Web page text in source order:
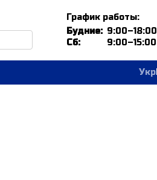
График работы:
Будние: 9:00–18:00
Сб:
9:00–15:00
Укр